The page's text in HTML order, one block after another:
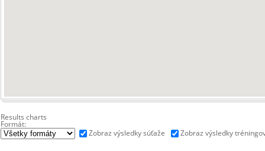
Results charts
Formát:
Zobraz výsledky súťaže
Zobraz výsledky